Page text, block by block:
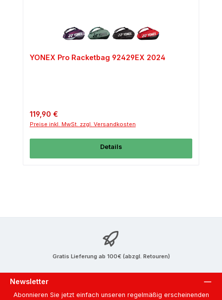
YONEX Pro Racketbag 92429EX 2024
Regulärer Preis:
119,90 €
Preise inkl. MwSt. zzgl. Versandkosten
Details
Gratis Lieferung ab 100€ (abzgl. Retouren)
Newsletter
Abonnieren Sie jetzt einfach unseren regelmäßig erscheinenden